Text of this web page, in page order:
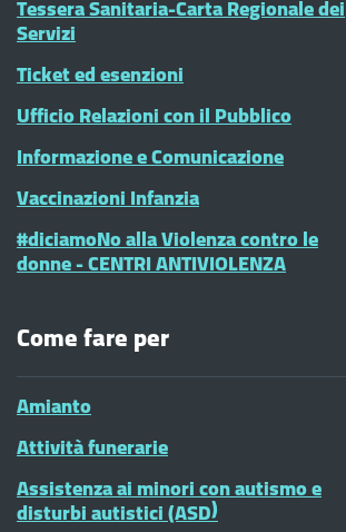
Tessera Sanitaria-Carta Regionale dei
Servizi
Ticket ed esenzioni
Ufficio Relazioni con il Pubblico
Informazione e Comunicazione
Vaccinazioni Infanzia
#diciamoNo alla Violenza contro le
donne - CENTRI ANTIVIOLENZA
Come fare per
Amianto
Attività funerarie
Assistenza ai minori con autismo e
disturbi autistici (ASD)